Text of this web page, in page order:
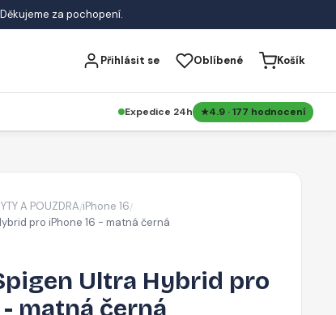
za pochopení.
Přihlásit se Oblíbené Košík
Expedice 24h 4.9 · 177 hodnocení
A POUZDRA/iPhone 16/
pro iPhone 16 - matná černá
Ultra Hybrid pro
- matná černá